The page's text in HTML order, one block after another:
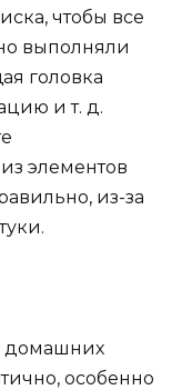
чтобы все
выполняли
головка
и т. д.
элементов
из-за
домашних
особенно